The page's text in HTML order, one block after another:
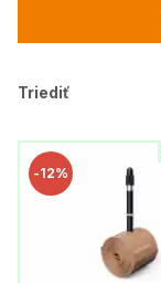
Triediť
-12%